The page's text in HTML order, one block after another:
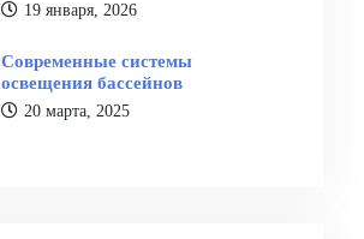
19 января, 2026
Современные системы
освещения бассейнов
20 марта, 2025